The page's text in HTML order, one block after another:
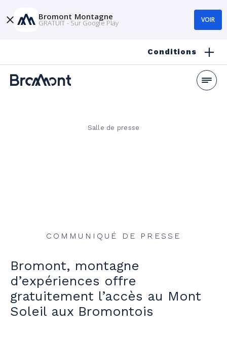
Conditions
Salle de presse
COMMUNIQUÉ DE PRESSE
Bromont, montagne
d’expériences offre
gratuitement l’accès au Mont
Soleil aux Bromontois
Bromont Montagne
GRATUIT - Sur Google Play VOIR